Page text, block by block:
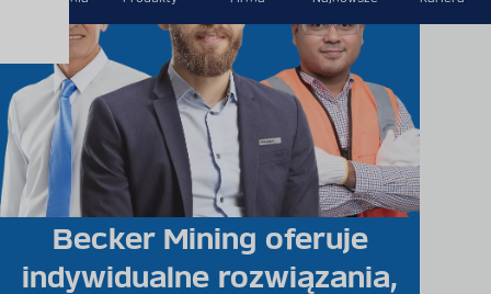
Becker Mining oferuje
indywidualne rozwiązania,